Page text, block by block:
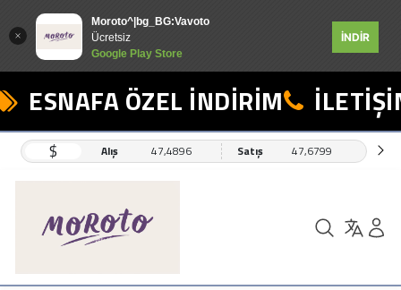
Moroto^|bg_BG:Vavoto
Ücretsiz
Google Play Store
İNDİR
ESNAFA ÖZEL İNDİRİM
$ Alış 47,4896 Satış 47,6799